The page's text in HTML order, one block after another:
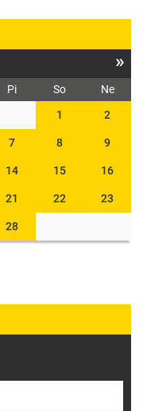
»
Pi So
Ne
1
2
7 8 9
14 15 16
21 22 23
28